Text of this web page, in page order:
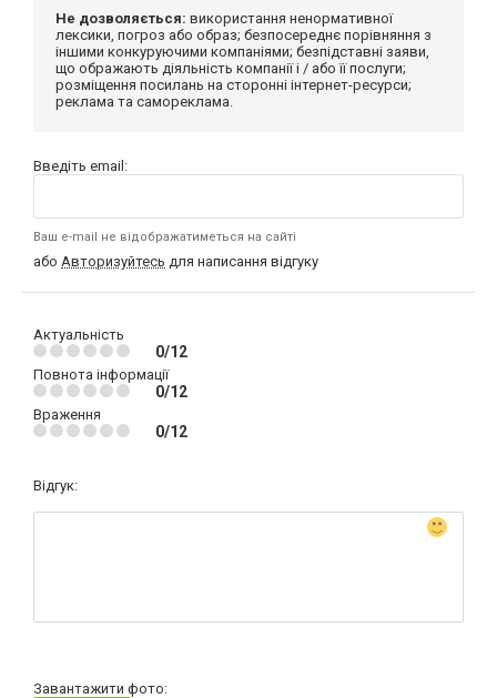
Не дозволяється: використання ненормативної
лексики, погроз або образ; безпосереднє порівняння з
іншими конкуруючими компаніями; безпідставні заяви,
що ображають діяльність компанії і / або її послуги;
розміщення посилань на сторонні інтернет-ресурси;
реклама та самореклама.
Введіть email:
Ваш e-mail не відображатиметься на сайті
або Авторизуйтесь для написання відгуку
Актуальність
0/12
Повнота інформації
0/12
Враження
0/12
Відгук:
Завантажити фото: